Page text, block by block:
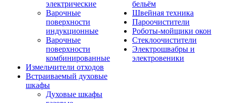
электрические
Варочные
поверхности
индукционные
Варочные
поверхности
комбинированные
Измельчители отходов
Встраиваемый духовые
шкафы
Духовые шкафы
бельём
Швейная техника
Пароочистители
Роботы-мойщики окон
Стеклоочистители
Электрошвабры и
электровеники